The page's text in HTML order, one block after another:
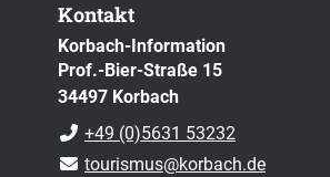
Kontakt
Korbach-Information
Prof.-Bier-Straße 15
34497 Korbach
+49 (0)5631 53232
tourismus@korbach.de